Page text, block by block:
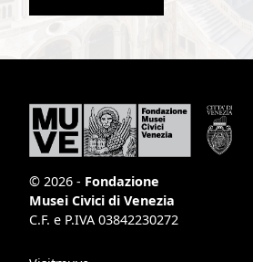
© 2026 - Fondazione
Musei Civici di Venezia
C.F. e P.IVA 03842230272